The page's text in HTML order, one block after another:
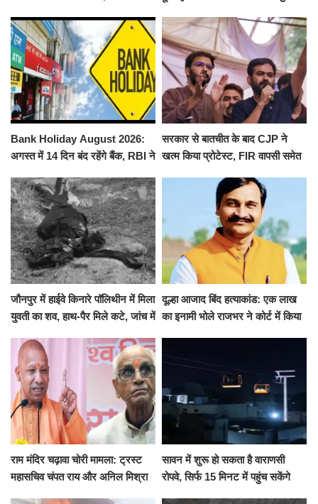
निलंबित
जलाभिषेक
Bank Holiday August 2026:
अगस्त में 14 दिन बंद रहेंगे बैंक, RBI ने
सरकार से बातचीत के बाद CJP ने
खत्म किया प्रोटेस्ट, FIR वापसी समेत
जौनपुर में हाईवे किनारे पॉलिथीन में मिला
युवती का शव, हाथ-पैर मिले कटे, जांच में
दूल्हा आजाद बिंद हत्याकांड: एक लाख
का इनामी भोले राजभर ने कोर्ट में किया
राम मंदिर चढ़ावा चोरी मामला: ट्रस्ट
महासचिव चंपत राय और अनिल मिश्रा
सावन में शुरू हो सकता है वाराणसी
रोपवे, सिर्फ 15 मिनट में पहुंच सकेंगे